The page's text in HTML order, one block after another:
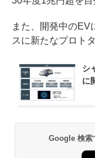
また、開発中のEV
スに新たなプロト
シ
に
Google 検索